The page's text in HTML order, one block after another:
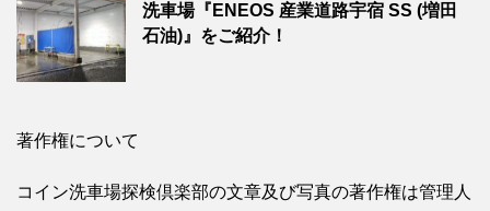
洗車場『ENEOS 産業道路宇宿 SS (増田
石油)』をご紹介！
著作権について
コイン洗車場探検倶楽部の文章及び写真の著作権は管理人